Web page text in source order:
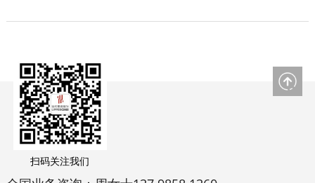
扫码关注我们